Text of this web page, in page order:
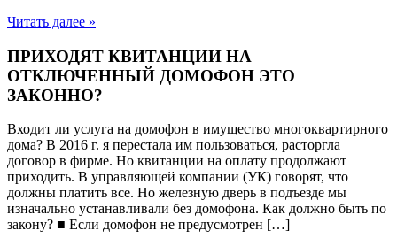
Читать далее »
ПРИХОДЯТ КВИТАНЦИИ НА
ОТКЛЮЧЕННЫЙ ДОМОФОН ЭТО
ЗАКОННО?
Входит ли услуга на домофон в имущество многоквартирного
дома? В 2016 г. я перестала им пользоваться, расторгла
договор в фирме. Но квитанции на оплату продолжают
приходить. В управляющей компании (УК) говорят, что
должны платить все. Но железную дверь в подъезде мы
изначально устанавливали без домофона. Как должно быть по
закону? ■ Если домофон не предусмотрен […]